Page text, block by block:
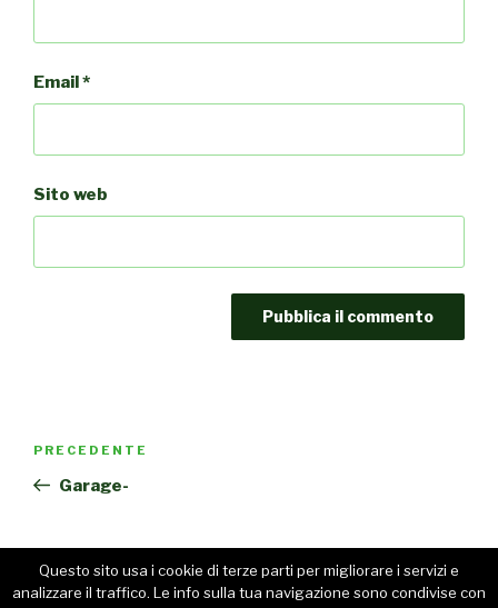
Email*
Sito web
Articolo
precedente:
PRECEDENTE
Garage-
Questo sito usa i cookie di terze parti per migliorare i servizi e
analizzare il traffico. Le info sulla tua navigazione sono condivise con